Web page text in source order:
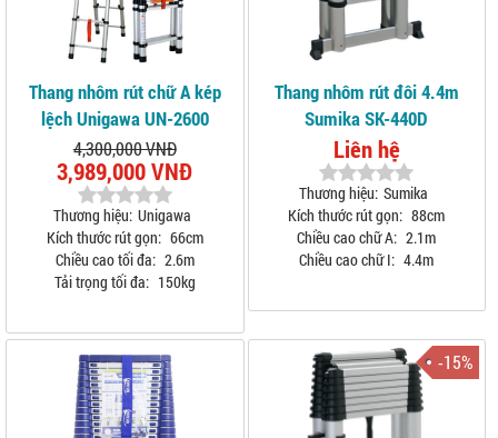
Thang nhôm rút chữ A kép
lệch Unigawa UN-2600
4,300,000 VNĐ
3,989,000 VNĐ
Thương hiệu: Unigawa
Kích thước rút gọn: 66cm
Chiều cao tối đa: 2.6m
Tải trọng tối đa: 150kg
Thang nhôm rút đôi 4.4m
Sumika SK-440D
Liên hệ
Thương hiệu: Sumika
Kích thước rút gọn: 88cm
Chiều cao chữ A: 2.1m
Chiều cao chữ I: 4.4m
-15%